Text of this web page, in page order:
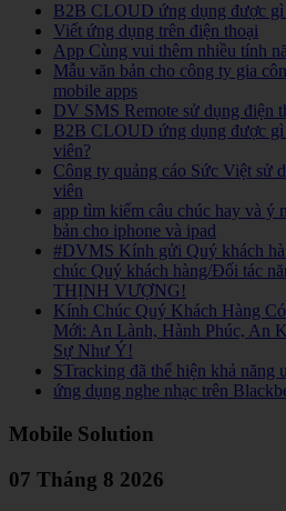
B2B CLOUD ứng dụng được gì
Viết ứng dụng trên điện thoại
App Cùng vui thêm nhiều tính
Mẫu văn bản cho công ty gia
mobile apps
DV SMS Remote sử dụng điện
B2B CLOUD ứng dụng được
viên?
Công ty quảng cáo Sức Việt sử
viên
app tìm kiếm câu chúc hay và ý
bản cho iphone và ipad
#DVMS Kính gửi Quý khách
chúc Quý khách hàng/Đối tác
THỊNH VƯỢNG!
Kính Chúc Quý Khách Hàng
Mới: An Lành, Hành Phúc, An
Sự Như Ý!
STracking đã thể hiện khả năng
ứng dụng nghe nhạc trên
Mobile Solution
07 Tháng 8 2026